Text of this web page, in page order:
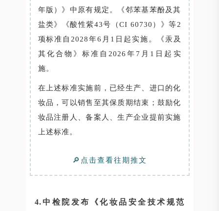
年版）》中原有规定。《邻苯基苯酚及其
盐类》《酸性紫43号（CI 60730）》等2
项标准自2028年6月1日起实施。《汞及
其化合物》标准自2026年7月1日起实
施。
在上述标准实施前，已经生产、进口的化
妆品，可以销售至其保质期结束；鼓励化
妆品注册人、备案人、生产企业提前实施
上述标准。
🔎点击查看往期推文
4.中检院发布《化妆品安全技术规范